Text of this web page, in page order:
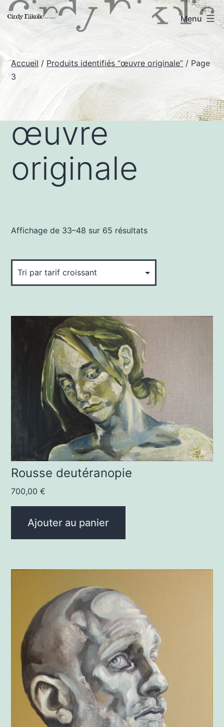
Aller
contenu
Cindy
Nikolic
Art
Menu
Accueil / Produits identifiés “œuvre originale” / Page
3
œuvre
originale
Affichage de 33–48 sur 65 résultatsTrié
croissant
Rousse deutéranopie
700,00€
Ajouter au panier